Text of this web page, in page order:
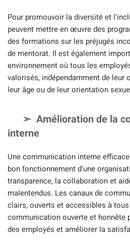
Pour promouvoir la diversité et
peuvent mettre en œuvre des
des formations sur les préjugés
de mentorat. Il est également
environnement où tous les
valorisés, indépendamment de leur
leur âge ou de leur orientation
Amélioration de la
interne
Une communication interne
bon fonctionnement d’une
transparence, la collaboration et
malentendus. Les canaux de
clairs, ouverts et accessibles à
communication ouverte et honnête
des employés et améliorer la